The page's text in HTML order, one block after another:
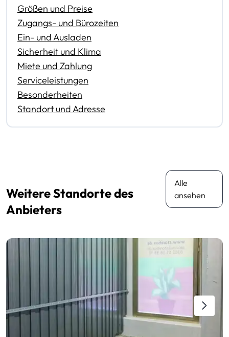
Größen und Preise
Zugangs- und Bürozeiten
Ein- und Ausladen
Sicherheit und Klima
Miete und Zahlung
Serviceleistungen
Besonderheiten
Standort und Adresse
Weitere Standorte des
Anbieters
Alle
ansehen